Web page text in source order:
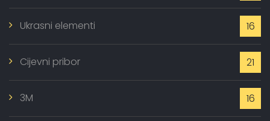
Ukrasni elementi 16
Cijevni pribor 21
3M 16